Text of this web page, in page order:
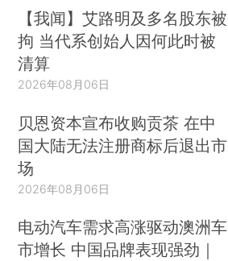
【我闻】艾路明及多名股东被
拘 当代系创始人因何此时被
清算
2026年08月06日
贝恩资本宣布收购贡茶 在中
国大陆无法注册商标后退出市
场
2026年08月06日
电动汽车需求高涨驱动澳洲车
市增长 中国品牌表现强劲｜